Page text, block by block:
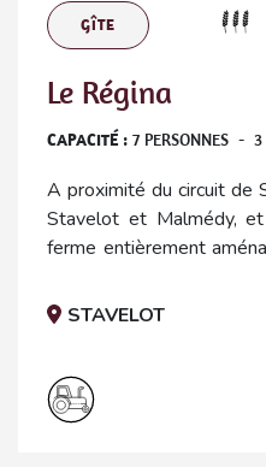
GÎTE
Le Régina
CAPACITÉ : 7 PERSONNES - 3
A proximité du circuit de
Stavelot et Malmédy,
ferme entièrement
STAVELOT